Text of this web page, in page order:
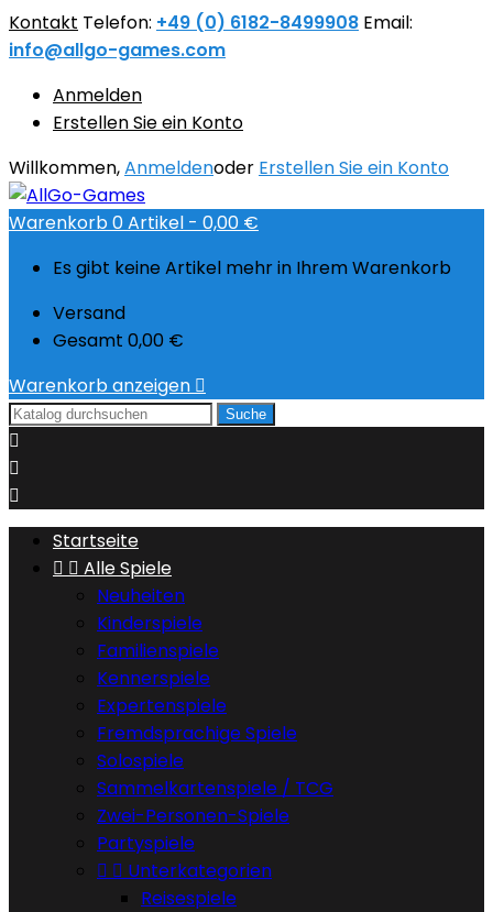
Kontakt Telefon: +49 (0) 6182-8499908 Email:
info@allgo-games.com
Anmelden
Erstellen Sie ein Konto
Willkommen,Anmeldenoder Erstellen Sie ein Konto
Warenkorb0Artikel - 0,00 €
Es gibt keine Artikel mehr in Ihrem Warenkorb
Versand
Gesamt 0,00 €
Warenkorb anzeigen 
Suche



Startseite
  Alle Spiele
Neuheiten
Kinderspiele
Familienspiele
Kennerspiele
Expertenspiele
Fremdsprachige Spiele
Solospiele
Sammelkartenspiele / TCG
Zwei-Personen-Spiele
Partyspiele
  Unterkategorien
Reisespiele